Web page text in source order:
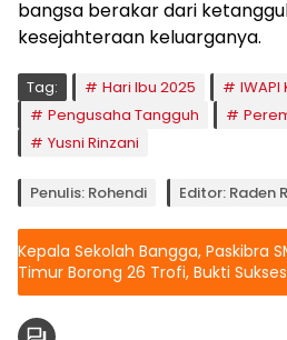
bangsa berakar dari
kesejahteraan keluarganya.
Tag: Hari Ibu 2025
Pengusaha Tangguh
Yusni Rinzani
Penulis: Rohendi Editor: Raden
Kepala Sekolah Bangga, Paskibra
Timur Borong 26 Trofi, Bukti
Siswa